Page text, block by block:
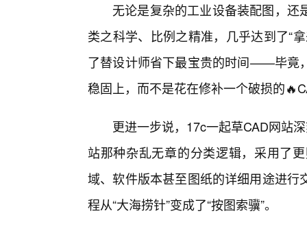
无论是复杂的工业设备装配图，
类之科学、比例之精准，几乎达到了“
了替设计师省下最宝贵的时间——毕竟
稳固上，而不是花在修补一个破损的
更进一步说，17c一起草CAD网站
站那种杂乱无章的分类逻辑，采用了
域、软件版本甚至图纸的详细用途进
程从“大海捞针”变成了“按图索骥”。